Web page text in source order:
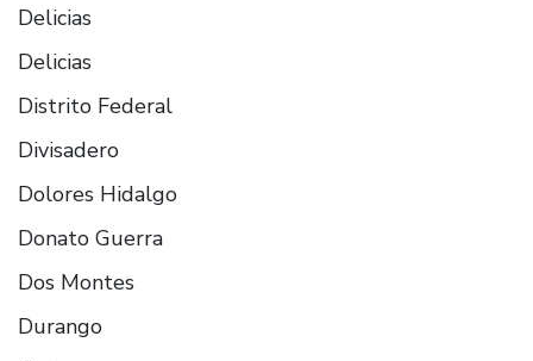
Delicias
Delicias
Distrito Federal
Divisadero
Dolores Hidalgo
Donato Guerra
Dos Montes
Durango